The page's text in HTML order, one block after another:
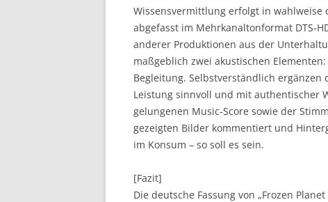
Wissensvermittlung erfolgt in wahlweise
abgefasst im Mehrkanaltonformat DTS-
anderer Produktionen aus der
maßgeblich zwei akustischen
Begleitung. Selbstverständlich
Leistung sinnvoll und mit authentischer
gelungenen Music-Score sowie der
gezeigten Bilder kommentiert und
im Konsum – so soll es sein.
[Fazit]
Die deutsche Fassung von „Frozen